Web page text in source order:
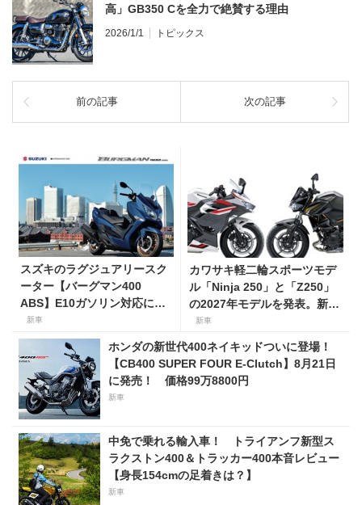
高」GB350 Cを全力で絶賛する理由
2026/1/1 トピックス
前の記事 次の記事
スズキのラグジュアリースク
ーター【バーグマン400
ABS】E10ガソリン対応に仕
様変更して発売。価格は据え
置きの98万100円！
新車
カワサキ軽二輪スポーツモデ
ル「Ninja 250」と「Z250」
の2027年モデルを発表。新カ
ラーを採用し9月5日より発
新車
ホンダの新世代400ネイキッドついに登場！
【CB400 SUPER FOUR E-Clutch】8月21日
に発売！ 価格99万8800円
新車
中免で乗れる輸入車！ トライアンフ新型ス
ラクストン400＆トラッカー400本音レビュー
【身長154cmの足着きは？】
新車